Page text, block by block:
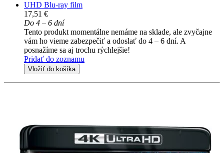
UHD Blu-ray film
17,51 €
Do 4 – 6 dní
Tento produkt momentálne nemáme na sklade, ale zvyčajne
vám ho vieme zabezpečiť a odoslať do 4 – 6 dní. A
posnažíme sa aj trochu rýchlejšie!
Pridať do zoznamu
Vložiť do košíka